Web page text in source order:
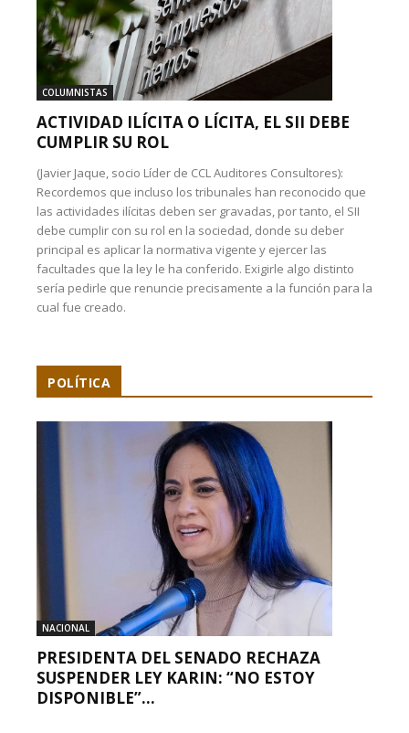
COLUMNISTAS
ACTIVIDAD ILÍCITA O LÍCITA, EL SII DEBE
CUMPLIR SU ROL
(Javier Jaque, socio Líder de CCL Auditores Consultores):
Recordemos que incluso los tribunales han reconocido que
las actividades ilícitas deben ser gravadas, por tanto, el SII
debe cumplir con su rol en la sociedad, donde su deber
principal es aplicar la normativa vigente y ejercer las
facultades que la ley le ha conferido. Exigirle algo distinto
sería pedirle que renuncie precisamente a la función para la
cual fue creado.
POLÍTICA
NACIONAL
PRESIDENTA DEL SENADO RECHAZA
SUSPENDER LEY KARIN: “NO ESTOY
DISPONIBLE”...